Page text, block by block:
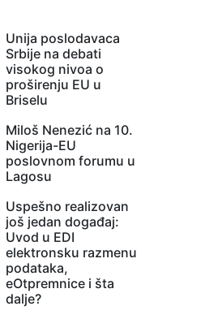
Unija poslodavaca
Srbije na debati
visokog nivoa o
proširenju EU u
Briselu
Miloš Nenezić na 10.
Nigerija-EU
poslovnom forumu u
Lagosu
Uspešno realizovan
još jedan događaj:
Uvod u EDI
elektronsku razmenu
podataka,
eOtpremnice i šta
dalje?